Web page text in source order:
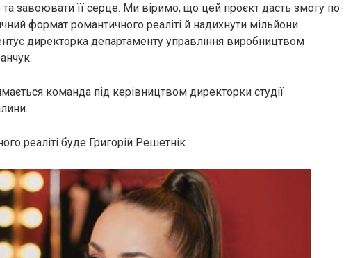
завоювати її серце. Ми віримо, що цей проєкт дасть змогу по-
формат романтичного реаліті й надихнути мільйони
директорка департаменту управління виробництвом
команда під керівництвом директорки студії
реаліті буде Григорій Решетнік.